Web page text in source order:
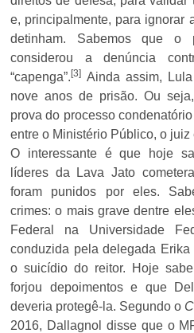
e, principalmente, para ignorar
detinham. Sabemos que o
considerou a denúncia
“capenga”.[3] Ainda assim,
nove anos de prisão. Ou
prova do processo
entre o Ministério Público, o juiz
O interessante é que hoje
líderes da Lava Jato
foram punidos por eles.
crimes: o mais grave dentre
Federal na Universidade
conduzida pela delegada
o suicídio do reitor. Hoje
forjou depoimentos e que
deveria protegê-la. Segundo o
2016, Dallagnol disse que o